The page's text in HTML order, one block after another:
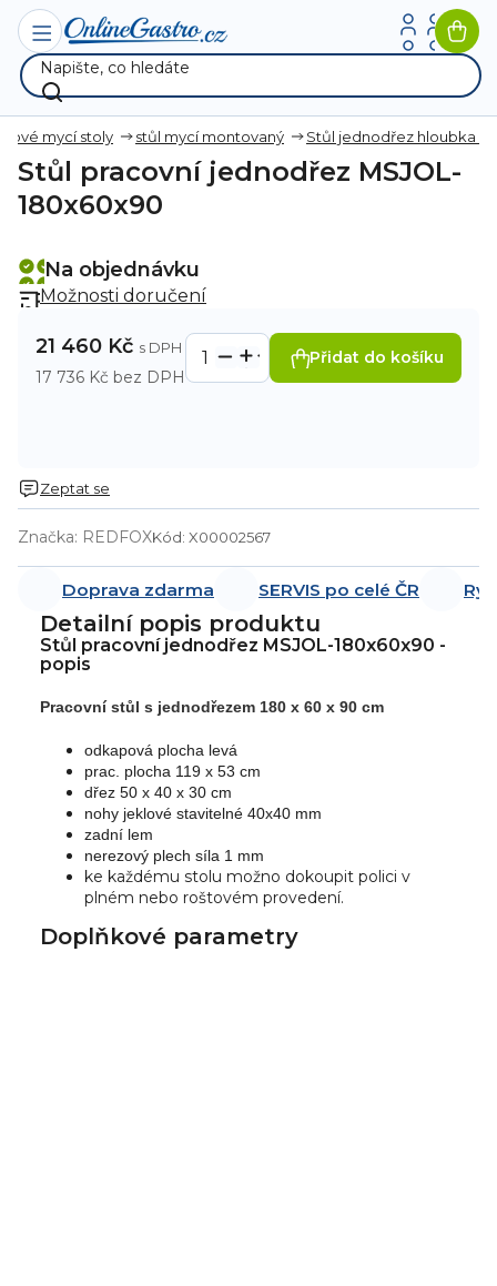
Přejít
obsah
mycí stoly stůl mycí montovaný Stůl jednodřez hloubka
Stůl pracovní jednodřez MSJOL-
180x60x90
Značka: REDFOXKód: X00002567
Na objednávku
Možnosti doručení
21 460 Kč
17 736 Kč bez DPH
Přidat do košíku
Zeptat se
Doprava zdarma SERVIS po celé ČR
Detailní popis produktu
Stůl pracovní jednodřez MSJOL-180x60x90 -
popis
Pracovní stůl s jednodřezem 180 x 60 x 90 cm
odkapová plocha levá
prac. plocha 119 x 53 cm
dřez 50 x 40 x 30 cm
nohy jeklové stavitelné 40x40 mm
zadní lem
nerezový plech síla 1 mm
ke každému stolu možno dokoupit polici v
plném nebo roštovém provedení.
Doplňkové parametry